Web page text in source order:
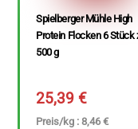
Spielberger Mühle High
Protein Flocken 6 Stück
500 g
25,39€
Preis/kg : 8,46 €